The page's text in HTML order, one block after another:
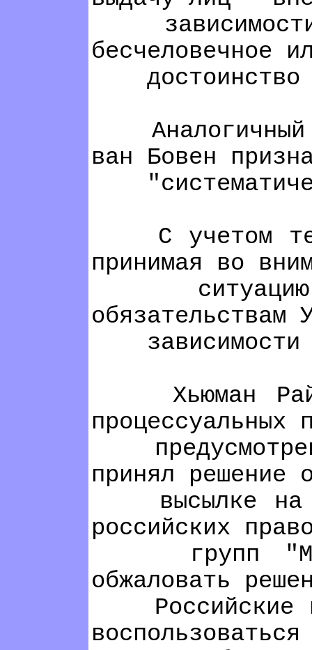
зависимости
бесчеловечное
достоинство
Аналогичный
ван Бовен
С учетом тех
принимая во
ситуацию с
обязательствам
зависимости
Хьюман Райтс
процессуальных
принял решение
высылке на
российских
групп
обжаловать
Российские